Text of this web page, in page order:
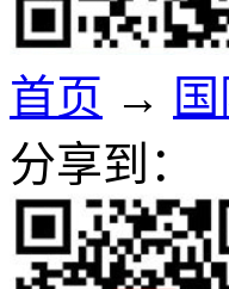
首页 →
分享到：